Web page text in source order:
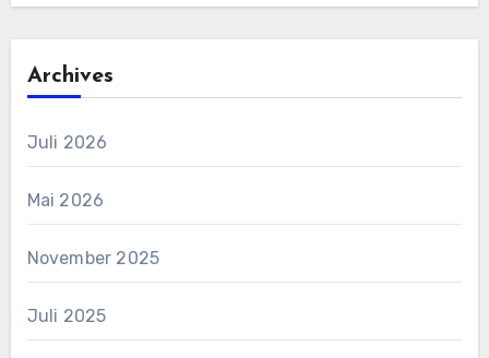
Archives
Juli 2026
Mai 2026
November 2025
Juli 2025